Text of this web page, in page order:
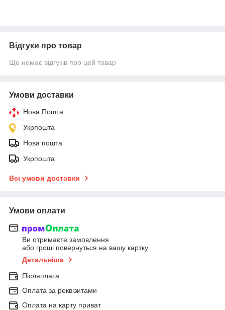
Відгуки про товар
Ще немає відгуків про цей товар
Умови доставки
Нова Пошта
Укрпошта
Нова пошта
Укрпошта
Всі умови доставки
Умови оплати
Ви отримаєте замовлення
або гроші повернуться на вашу картку
Детальніше
Післяплата
Оплата за реквізитами
Оплата на карту приват